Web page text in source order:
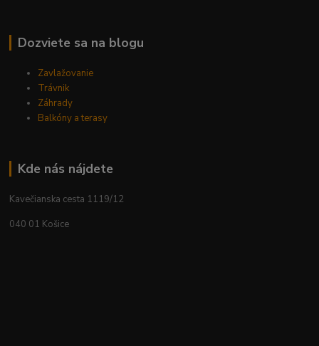
Dozviete sa na blogu
Zavlažovanie
Trávnik
Záhrady
Balkóny a terasy
Kde nás nájdete
Kavečianska cesta 1119/12
040 01 Košice